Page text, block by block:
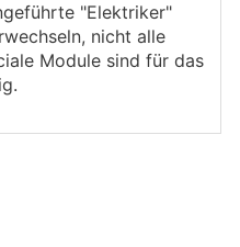
Glas Module sind
sind und
meinte:
sind eigentlich dafür
"Elektriker"
nicht alle
Module sind für das